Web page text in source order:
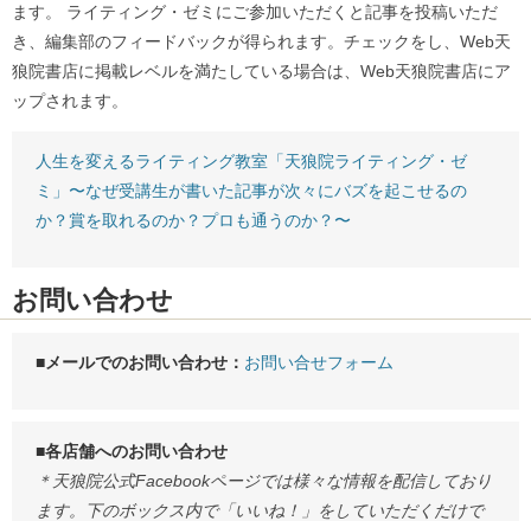
ます。 ライティング・ゼミにご参加いただくと記事を投稿いただ
き、編集部のフィードバックが得られます。チェックをし、Web天
狼院書店に掲載レベルを満たしている場合は、Web天狼院書店にア
ップされます。
人生を変えるライティング教室「天狼院ライティング・ゼ
ミ」〜なぜ受講生が書いた記事が次々にバズを起こせるの
か？賞を取れるのか？プロも通うのか？〜
お問い合わせ
■メールでのお問い合わせ： お問い合せフォーム
■各店舗へのお問い合わせ
＊天狼院公式Facebookページでは様々な情報を配信しており
ます。下のボックス内で「いいね！」をしていただくだけで